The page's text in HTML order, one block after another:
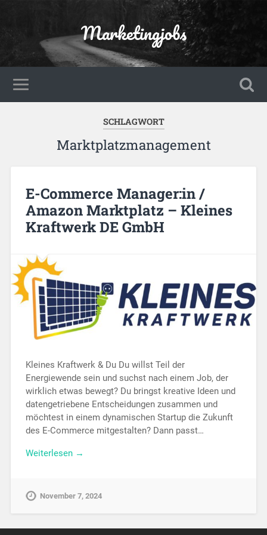
Marketingjobs
SCHLAGWORT
Marktplatzmanagement
E-Commerce Manager:in /
Amazon Marktplatz – Kleines
Kraftwerk DE GmbH
Kleines Kraftwerk & Du Du willst Teil der
Energiewende sein und suchst nach einem Job, der
wirklich etwas bewegt? Du bringst kreative Ideen und
datengetriebene Entscheidungen zusammen und
möchtest in einem dynamischen Startup die Zukunft
des E-Commerce mitgestalten? Dann passt…
Weiterlesen →
November 7, 2024